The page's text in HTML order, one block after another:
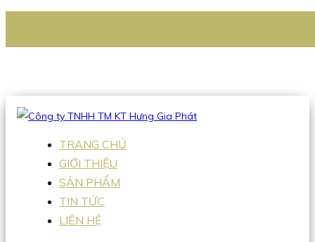
Hotline:0938 336 079
TRANG CHỦ
GIỚI THIỆU
SẢN PHẨM
TIN TỨC
LIÊN HỆ